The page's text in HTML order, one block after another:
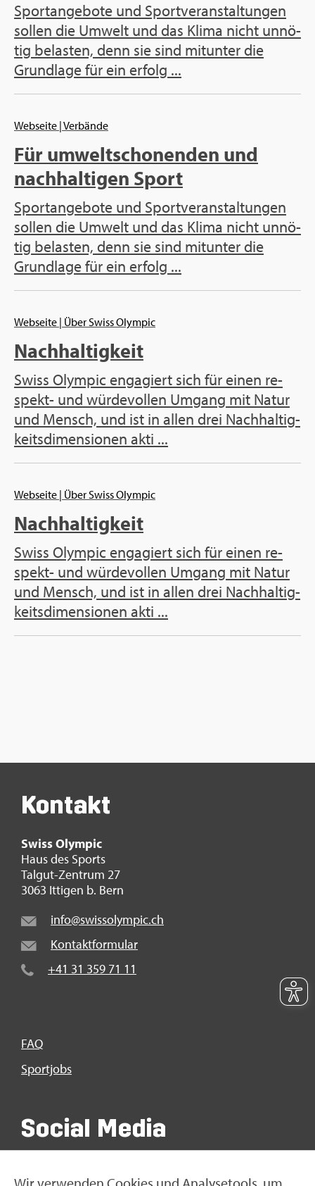
Sport­an­ge­bo­te und Sport­ver­an­stal­tun­gen
sol­len die Um­welt und das Klima nicht un­nö­
tig be­las­ten, denn sie sind mit­un­ter die
Grund­la­ge für ein er­folg ...
Web­sei­te | Ver­bän­de
Für um­welt­scho­nen­den und
nach­hal­ti­gen Sport
Sport­an­ge­bo­te und Sport­ver­an­stal­tun­gen
sol­len die Um­welt und das Klima nicht un­nö­
tig be­las­ten, denn sie sind mit­un­ter die
Grund­la­ge für ein er­folg ...
Web­sei­te | Über Swiss Olym­pic
Nach­hal­tig­keit
Swiss Olym­pic en­ga­giert sich für einen re­
spekt- und wür­de­vol­len Um­gang mit Natur
und Mensch, und ist in allen drei Nach­hal­tig­
keits­di­men­sio­nen akti ...
Web­sei­te | Über Swiss Olym­pic
Nach­hal­tig­keit
Swiss Olym­pic en­ga­giert sich für einen re­
spekt- und wür­de­vol­len Um­gang mit Natur
und Mensch, und ist in allen drei Nach­hal­tig­
keits­di­men­sio­nen akti ...
Kon­takt
Swiss Olym­pic
Haus des Sports
Tal­gut-Zen­trum 27
3063 It­ti­gen b. Bern
info@​swi​ssol​ympi​c.​ch
Kon­takt­for­mu­lar
+41 31 359 71 11
FAQ
Sport­jobs
So­ci­al Media